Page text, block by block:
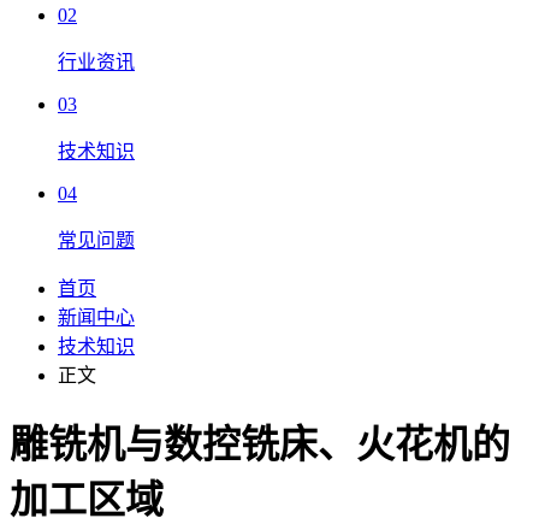
02
行业资讯
03
技术知识
04
常见问题
首页
新闻中心
技术知识
正文
雕铣机与数控铣床、火花机的
加工区域